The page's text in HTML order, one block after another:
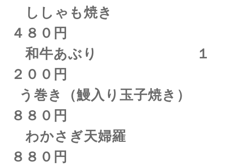
ししゃも焼き
４８０円
和牛あぶり １
２００円
う巻き（鰻入り玉子焼き）
８８０円
わかさぎ天婦羅
８８０円